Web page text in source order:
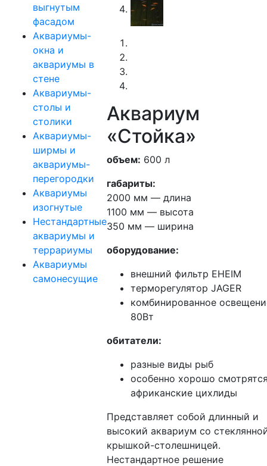
выгнутым
фасадом
Аквариумы-
окна и
аквариумы в
стене
Аквариумы-
столы и
столики
Аквариумы-
ширмы и
аквариумы-
перегородки
Аквариумы
изогнутые
Нестандартные
аквариумы и
террариумы
Аквариумы
самонесущие
Аквариум
«Стойка»
объем: 600 л
габариты:
2000 мм — длина
1100 мм — высота
350 мм — ширина
оборудование:
внешний фильтр EHEIM
терморегулятор JAGER
комбинированное
80Вт
обитатели:
разные виды рыб
особенно хорошо
африканские цихлиды
Представляет собой длинный и
высокий аквариум со
крышкой-столешницей.
Нестандартное решение